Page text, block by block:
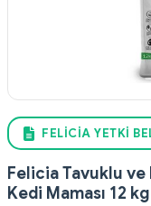
FELICIA YETKI
Felicia Tavuklu ve
Kedi Maması 12 kg